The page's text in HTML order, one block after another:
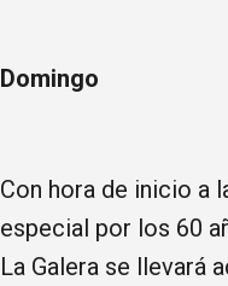
Domingo
Con hora de inicio a
especial por los 60
La Galera se llevará